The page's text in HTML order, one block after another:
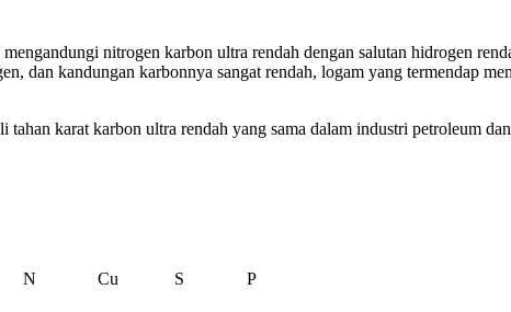
nitrogen karbon ultra rendah dengan salutan hidrogen
dan kandungan karbonnya sangat rendah, logam yang termendap
karat karbon ultra rendah yang sama dalam industri petroleum
N Cu S P